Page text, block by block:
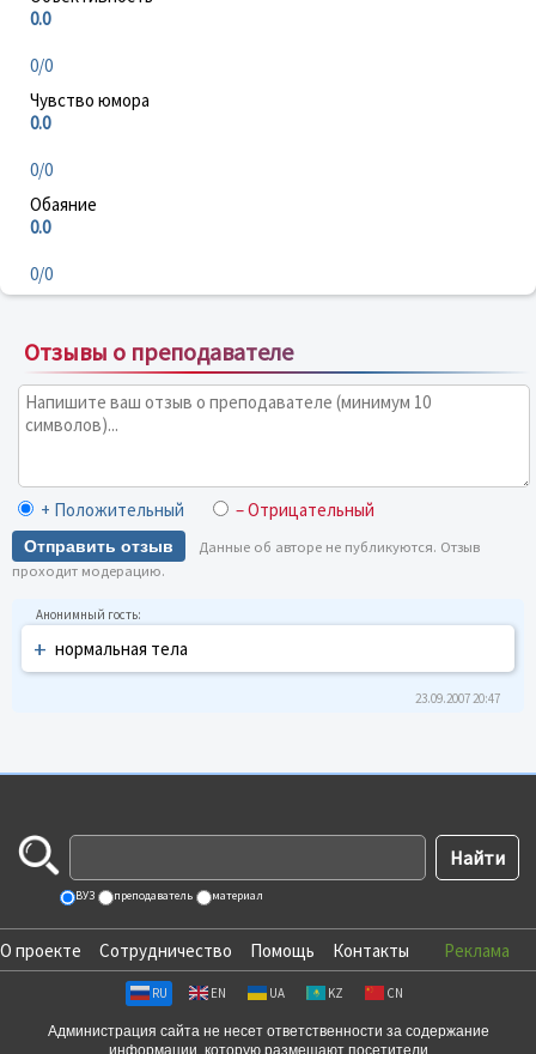
0.0
0/0
Чувство юмора
0.0
0/0
Обаяние
0.0
0/0
Отзывы о преподавателе
+ Положительный – Отрицательный
Отправить отзыв
Данные об авторе не публикуются. Отзыв
проходит модерацию.
+ нормальная тела
23.09.2007 20:47
ВУЗ преподаватель материал
О проекте Сотрудничество Помощь Контакты Реклама
RU EN UA KZ CN
Администрация сайта не несет ответственности за содержание